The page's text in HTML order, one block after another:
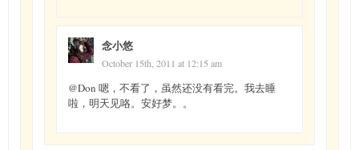
念小悠
October 15th, 2011 at 12:15 am
@Don 嗯，不看了，虽然还没有看完。我去睡
啦，明天见咯。安好梦。。